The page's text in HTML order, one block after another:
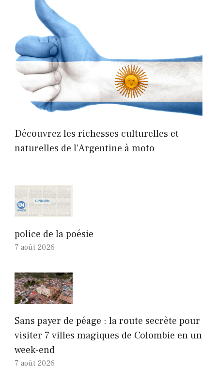
Découvrez les richesses culturelles et
naturelles de l’Argentine à moto
police de la poésie
7 août 2026
Sans payer de péage : la route secrète pour
visiter 7 villes magiques de Colombie en un
week-end
7 août 2026